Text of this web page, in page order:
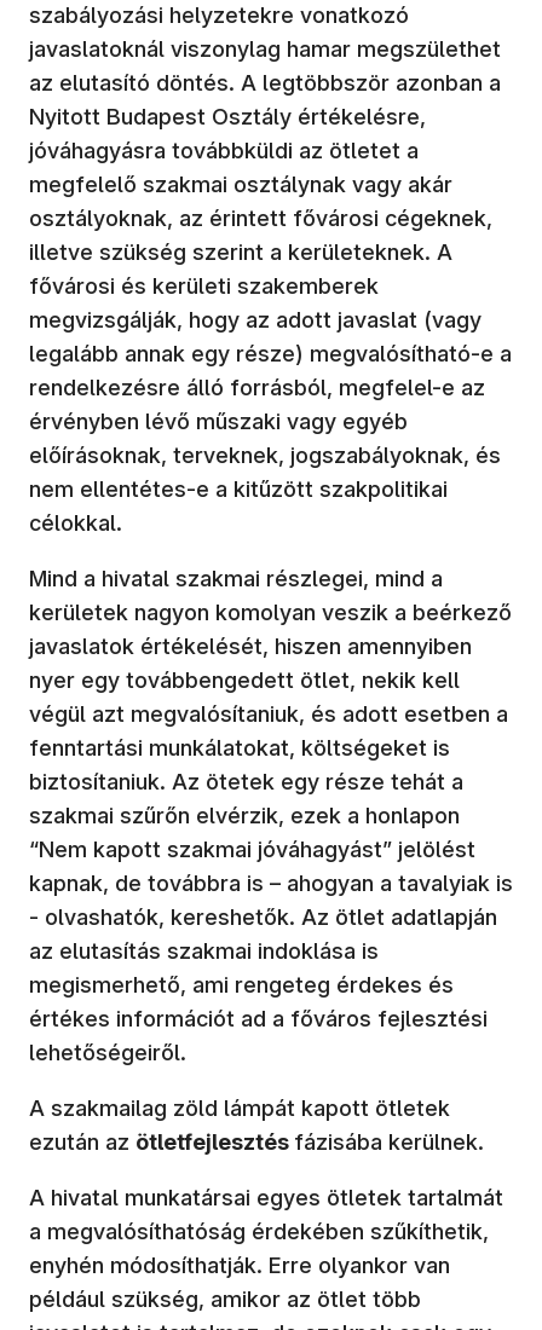
szabályozási helyzetekre vonatkozó
javaslatoknál viszonylag hamar megszülethet
az elutasító döntés. A legtöbbször azonban a
Nyitott Budapest Osztály értékelésre,
jóváhagyásra továbbküldi az ötletet a
megfelelő szakmai osztálynak vagy akár
osztályoknak, az érintett fővárosi cégeknek,
illetve szükség szerint a kerületeknek. A
fővárosi és kerületi szakemberek
megvizsgálják, hogy az adott javaslat (vagy
legalább annak egy része) megvalósítható-e a
rendelkezésre álló forrásból, megfelel-e az
érvényben lévő műszaki vagy egyéb
előírásoknak, terveknek, jogszabályoknak, és
nem ellentétes-e a kitűzött szakpolitikai
célokkal.
Mind a hivatal szakmai részlegei, mind a
kerületek nagyon komolyan veszik a beérkező
javaslatok értékelését, hiszen amennyiben
nyer egy továbbengedett ötlet, nekik kell
végül azt megvalósítaniuk, és adott esetben a
fenntartási munkálatokat, költségeket is
biztosítaniuk. Az ötetek egy része tehát a
szakmai szűrőn elvérzik, ezek a honlapon
“Nem kapott szakmai jóváhagyást” jelölést
kapnak, de továbbra is – ahogyan a tavalyiak is
- olvashatók, kereshetők. Az ötlet adatlapján
az elutasítás szakmai indoklása is
megismerhető, ami rengeteg érdekes és
értékes információt ad a főváros fejlesztési
lehetőségeiről.
A szakmailag zöld lámpát kapott ötletek
ezután az ötletfejlesztés fázisába kerülnek.
A hivatal munkatársai egyes ötletek tartalmát
a megvalósíthatóság érdekében szűkíthetik,
enyhén módosíthatják. Erre olyankor van
például szükség, amikor az ötlet több